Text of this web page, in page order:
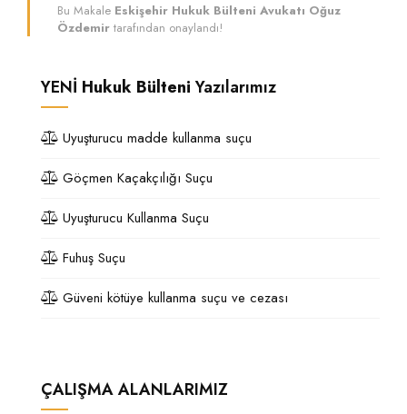
Bu Makale Eskişehir Hukuk Bülteni Avukatı Oğuz
Özdemir tarafından onaylandı!
YENİ Hukuk BülteniYazılarımız
Uyuşturucu madde kullanma suçu
Göçmen Kaçakçılığı Suçu
Uyuşturucu Kullanma Suçu
Fuhuş Suçu
Güveni kötüye kullanma suçu ve cezası
ÇALIŞMA ALANLARIMIZ